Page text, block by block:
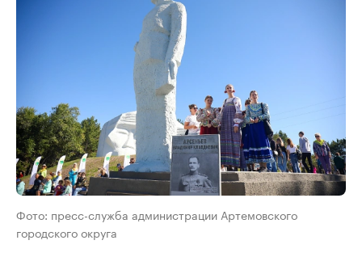
Фото: пресс-служба администрации Артемовского
городского округа